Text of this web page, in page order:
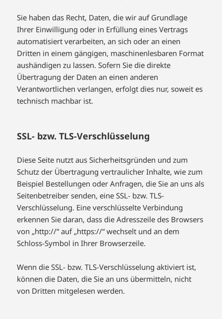
Sie haben das Recht, Daten, die wir auf Grundlage
Ihrer Einwilligung oder in Erfüllung eines Vertrags
automatisiert verarbeiten, an sich oder an einen
Dritten in einem gängigen, maschinenlesbaren Format
aushändigen zu lassen. Sofern Sie die direkte
Übertragung der Daten an einen anderen
Verantwortlichen verlangen, erfolgt dies nur, soweit es
technisch machbar ist.
SSL- bzw. TLS-Verschlüsselung
Diese Seite nutzt aus Sicherheitsgründen und zum
Schutz der Übertragung vertraulicher Inhalte, wie zum
Beispiel Bestellungen oder Anfragen, die Sie an uns als
Seitenbetreiber senden, eine SSL- bzw. TLS-
Verschlüsselung. Eine verschlüsselte Verbindung
erkennen Sie daran, dass die Adresszeile des Browsers
von „http://“ auf „https://“ wechselt und an dem
Schloss-Symbol in Ihrer Browserzeile.
Wenn die SSL- bzw. TLS-Verschlüsselung aktiviert ist,
können die Daten, die Sie an uns übermitteln, nicht
von Dritten mitgelesen werden.